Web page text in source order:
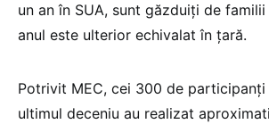
un an în SUA, sunt găzduiți de
anul este ulterior echivalat în țară.
Potrivit MEC, cei 300 de
ultimul deceniu au realizat